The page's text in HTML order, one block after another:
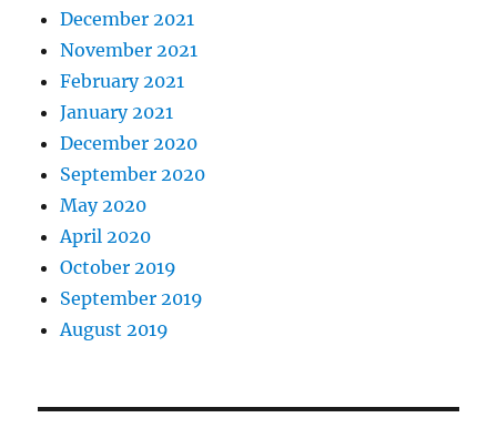
December 2021
November 2021
February 2021
January 2021
December 2020
September 2020
May 2020
April 2020
October 2019
September 2019
August 2019